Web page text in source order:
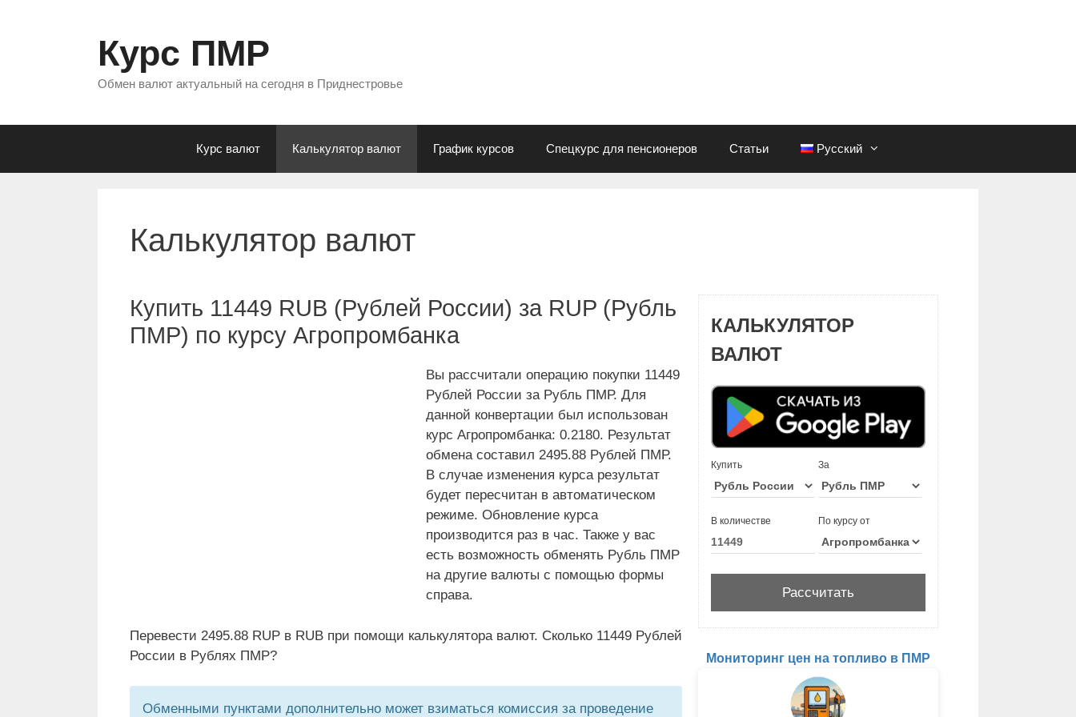
Курс ПМР
Обмен валют актуальный на сегодня в Приднестровье
Курс валют Калькулятор валют График курсов Спецкурс для пенсионеров Статьи Русский
Калькулятор валют
Купить 11449 RUB (Рублей России) за RUP (Рубль
ПМР) по курсу Агропромбанка
Вы рассчитали операцию покупки 11449
Рублей России за Рубль ПМР. Для
данной конвертации был использован
курс Агропромбанка: 0.2180. Результат
обмена составил 2495.88 Рублей ПМР.
В случае изменения курса результат
будет пересчитан в автоматическом
режиме. Обновление курса
производится раз в час. Также у вас
есть возможность обменять Рубль ПМР
на другие валюты с помощью формы
справа.
Перевести 2495.88 RUP в RUB при помощи калькулятора валют. Сколько 11449 Рублей
России в Рублях ПМР?
Обменными пунктами дополнительно может взиматься комиссия за проведение
КАЛЬКУЛЯТОР
ВАЛЮТ
Купить За
В количестве По курсу от
Мониторинг цен на топливо в ПМР